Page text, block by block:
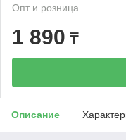
Опт и розница
1 890 ₸
Описание